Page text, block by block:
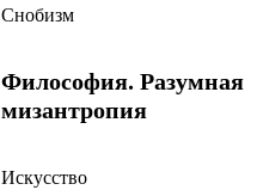
Снобизм
Философия. Разумная
мизантропия
Искусство